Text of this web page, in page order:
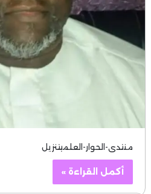
منتدى-الحوار-العلميتنزيل
أكمل القراءة »